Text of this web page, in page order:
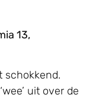
13,
schokkend.
uit over de